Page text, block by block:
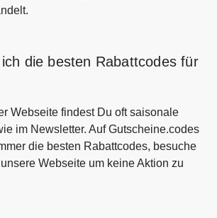
die besten Rabattcodes für
Webseite findest Du oft saisonale
im Newsletter. Auf Gutscheine.codes
die besten Rabattcodes, besuche
Webseite um keine Aktion zu